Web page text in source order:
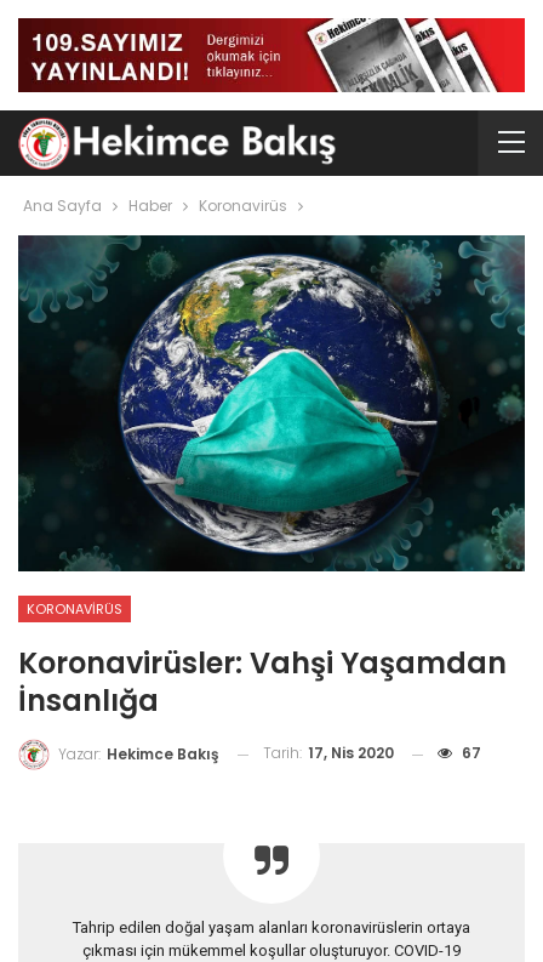
Ana Sayfa Haber Koronavirüs
KORONAVIRÜS
Koronavirüsler: Vahşi Yaşamdan
İnsanlığa
Yazar: Hekimce Bakış Tarih: 17, Nis 2020 67
Tahrip edilen doğal yaşam alanları koronavirüslerin ortaya
çıkması için mükemmel koşullar oluşturuyor. COVID-19